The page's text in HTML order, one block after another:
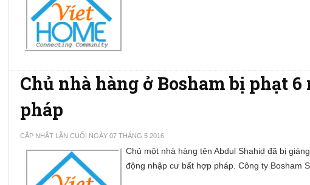
Chủ nhà hàng ở Bosham bị phạt
pháp
CẬP NHẬT LẦN CUỐI NGÀY 07 THÁNG 5 2016
Chủ một nhà hàng tên Abdul Shahid đã bị
động nhập cư bất hợp pháp. Công ty Bosham